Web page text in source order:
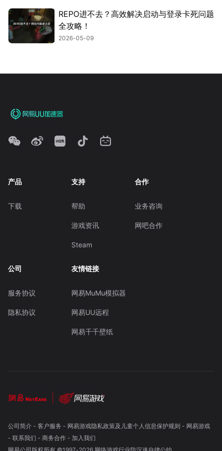
REPO进不去？高效解决启动与登录卡死问题
全攻略！
2026-05-09
产品
下载
支持
帮助
游戏资讯
Steam
合作
业务咨询
网吧合作
公司
服务协议
隐私协议
友情链接
网易MuMu模拟器
网易UU远程
网易千千壁纸
公司简介- 客户服务 - 网易游戏隐私政策及儿童个人信息保护规则 - 网易游戏
- 联系我们 - 商务合作- 加入我们